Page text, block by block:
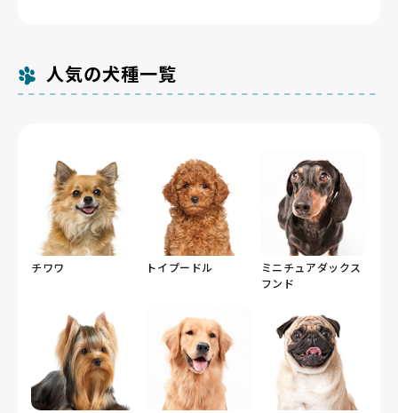
の掲載数が多くないのは、親犬の飼育環境や出産頻度ま
で確認したうえで厳選しているためです。群馬県内には
人気の犬種一覧
チワワ トイプードル
ミニチュアダックス
フンド